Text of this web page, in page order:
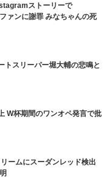
ストーリーで
ァンに謝罪 みなちゃんの死
トスリーパー堀大輔の悲鳴と
W杯期間のワンオペ発言で批
ームにスーダンレッド検出